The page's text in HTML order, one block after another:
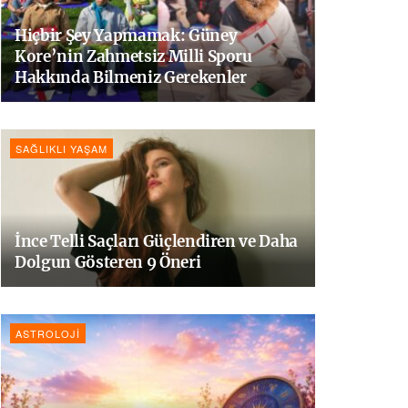
Hiçbir Şey Yapmamak: Güney
Kore’nin Zahmetsiz Milli Sporu
Hakkında Bilmeniz Gerekenler
SAĞLIKLI YAŞAM
İnce Telli Saçları Güçlendiren ve Daha
Dolgun Gösteren 9 Öneri
ASTROLOJI